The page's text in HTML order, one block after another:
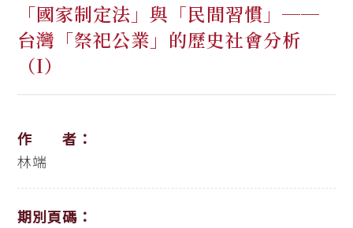
「國家制定法」與「民間習慣」──
台灣「祭祀公業」的歷史社會分析
（I）
作 者：
林端
期別頁碼：